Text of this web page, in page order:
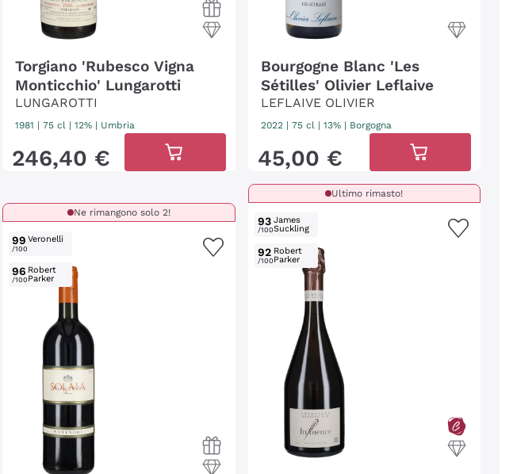
Torgiano 'Rubesco Vigna
Monticchio' Lungarotti
LUNGAROTTI
1981 |75 cl | 12% | Umbria
246,40 €
Bourgogne Blanc 'Les
Sétilles' Olivier Leflaive
LEFLAIVE OLIVIER
2022 | 75 cl | 13% | Borgogna
45,00 €
Ne rimangono solo 2!
99
/100
Veronelli
96
/100
Robert
Parker
Ultimo rimasto!
93
/100
James
Suckling
92
/100
Robert
Parker